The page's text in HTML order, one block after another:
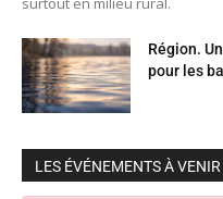
Région.
pour les
LES ÉVÉNEMENTS À VENIR